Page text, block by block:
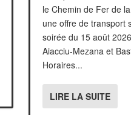
le Chemin de Fer de
une offre de transport
soirée du 15 août
Aiacciu-Mezana et
Horaires...
LIRE LA SUITE